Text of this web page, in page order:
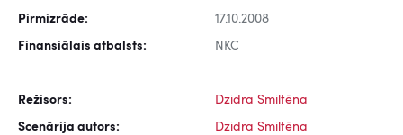
Pirmizrāde: 17.10.2008
Finansiālais atbalsts: NKC
Režisors: Dzidra Smiltēna
Scenārija autors: Dzidra Smiltēna